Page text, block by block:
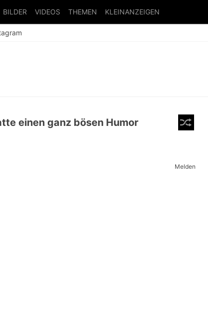
BILDER VIDEOS THEMEN KLEINANZEIGEN
einen ganz bösen Humor
Melden